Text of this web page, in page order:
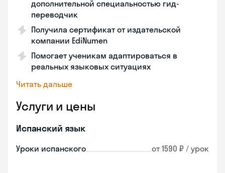
дополнительной специальностью гид-
переводчик
Получила сертификат от издательской
компании EdiNumen
Помогает ученикам адаптироваться в
реальных языковых ситуациях
Читать дальше
Услуги и цены
Испанский язык
Уроки испанского от 1590 ₽ / урок